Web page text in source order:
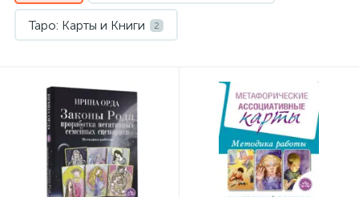
Таро: Карты и Книги 2